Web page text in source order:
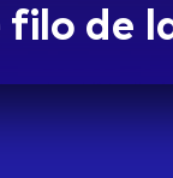
filo de